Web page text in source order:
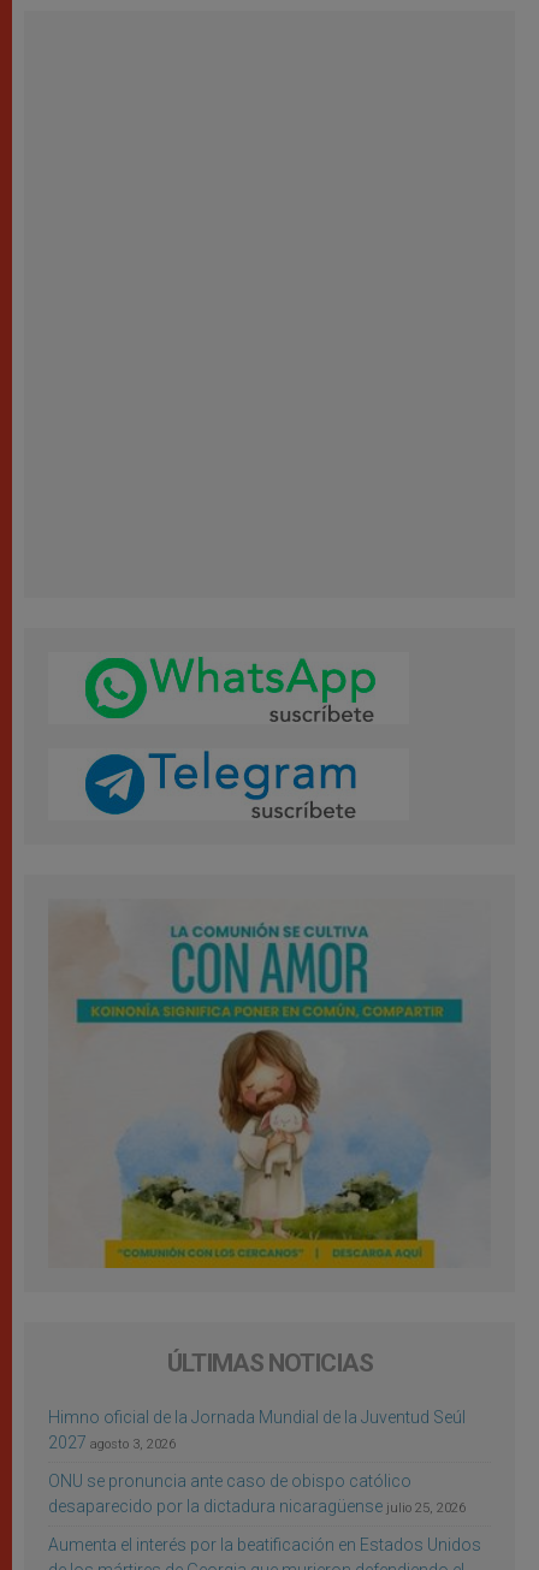
ÚLTIMAS NOTICIAS
Himno oficial de la Jornada Mundial de la Juventud Seúl
2027 agosto 3, 2026
ONU se pronuncia ante caso de obispo católico
desaparecido por la dictadura nicaragüense julio 25, 2026
Aumenta el interés por la beatificación en Estados Unidos